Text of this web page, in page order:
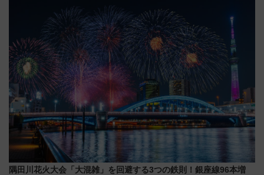
見どころ、限定イベントを徹底
隅田川花火大会「大混雑」を回避する3つの鉄則！銀座線96本増